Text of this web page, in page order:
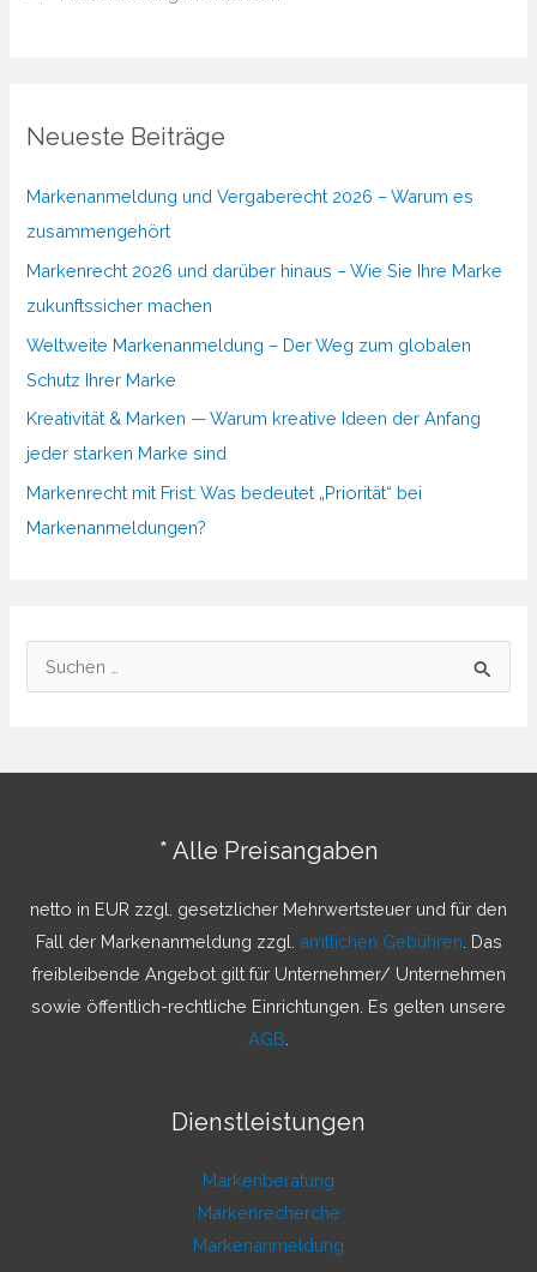
Neueste Beiträge
Markenanmeldung und Vergaberecht 2026 – Warum es
zusammengehört
Markenrecht 2026 und darüber hinaus – Wie Sie Ihre Marke
zukunftssicher machen
Weltweite Markenanmeldung – Der Weg zum globalen
Schutz Ihrer Marke
Kreativität & Marken — Warum kreative Ideen der Anfang
jeder starken Marke sind
Markenrecht mit Frist: Was bedeutet „Priorität“ bei
Markenanmeldungen?
u
h
* Alle Preisangaben
netto in EUR zzgl. gesetzlicher Mehrwertsteuer und für den
Fall der Markenanmeldung zzgl. amtlichen Gebühren . Das
freibleibende Angebot gilt für Unternehmer/ Unternehmen
sowie öffentlich-rechtliche Einrichtungen. Es gelten unsere
AGB
Dienstleistungen
Markenberatung
Markenrecherche
Markenanmeldung